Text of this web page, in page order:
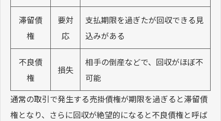
滞留債
権
要対
応
支払期限を過ぎたが回収できる見
込みがある
不良債
権
損失
相手の倒産などで、回収がほぼ不
可能
通常の取引で発生する売掛債権が期限を過ぎると滞留債
権となり、さらに回収が絶望的になると不良債権と呼ば